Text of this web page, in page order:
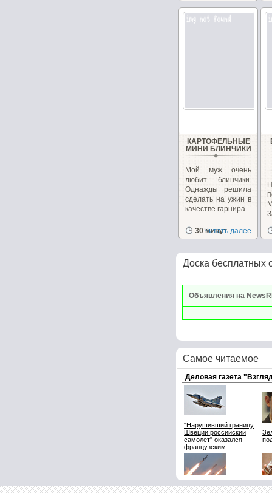
КАРТОФЕЛЬНЫЕ
МИНИ БЛИНЧИКИ
Мой муж очень
любит блинчики.
Однажды решила
сделать на ужин в
качестве гарнира...
30 минут
Читать далее
Доска бесплатных
Объявления на
Самое читаемое